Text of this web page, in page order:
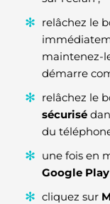
relâchez le
maintenez-
démarre
relâchez le
sécurisé
du
une fois en
Google
cliquez sur